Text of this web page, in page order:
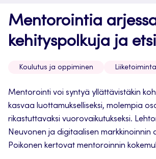
Mentorointia
kehityspolkuja ja
Koulutus ja oppiminen
Mentorointi voi syntyä yllättävistäkin
kasvaa luottamukselliseksi, molempia
rikastuttavaksi vuorovaikutukseksi.
Neuvonen ja digitaalisen markkinoinnin
Poikonen kertovat mentoroinnin